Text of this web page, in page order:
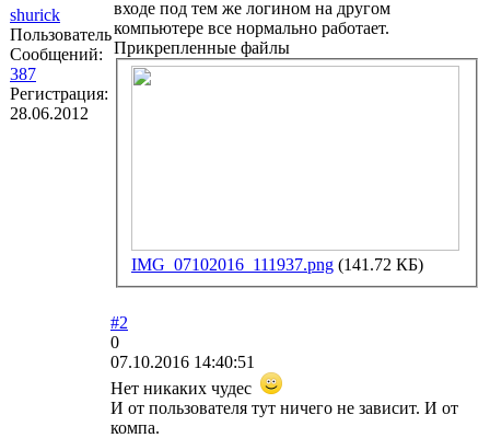
shurick
Пользователь
Сообщений:
387
Регистрация:
28.06.2012
входе под тем же логином на другом
компьютере все нормально работает.
Прикрепленные файлы
IMG_07102016_111937.png (141.72 КБ)
#2
0
07.10.2016 14:40:51
Нет никаких чудес
И от пользователя тут ничего не зависит. И от
компа.